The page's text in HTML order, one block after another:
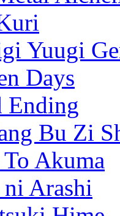
Yuugi
Days
Ending
Bu Zi
To Akuma
ni Arashi